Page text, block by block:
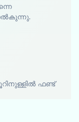
ഫണ്ട്